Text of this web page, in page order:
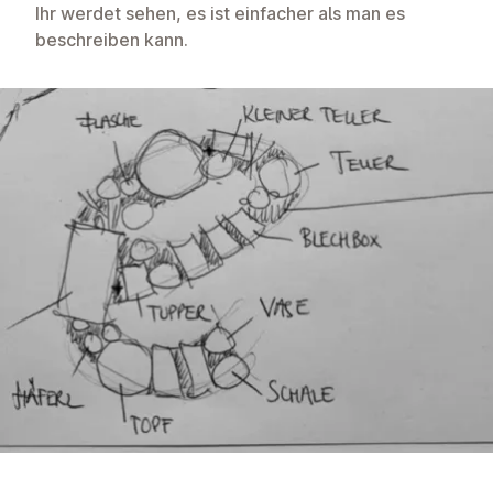
Ihr werdet sehen, es ist einfacher als man es
beschreiben kann.